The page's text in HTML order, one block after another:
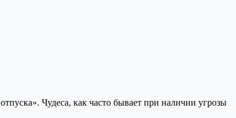
Чудеса, как часто бывает при наличии угрозы